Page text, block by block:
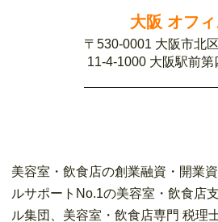
大阪 オフ
〒530-0001 大阪市北
11-4-1000 大阪駅前第
美容室・飲食店の創業融資・開業
ルサポートNo.1の美容室・飲食店
ル集団、美容室・飲食店専門 税理